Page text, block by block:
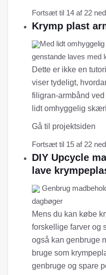
Fortsæt til 14 af 22
Krymp plast
Med lidt
genstande laves med
Dette er ikke en
viser tydeligt,
filigran-armbånd
lidt omhyggelig
Gå til projektsiden
Fortsæt til 15 af 22
DIY Upcycle
lave
Genbrug
dagbøger
Mens du kan købe
forskellige farver og
også kan genbruge
bruge som
genbruge og spare